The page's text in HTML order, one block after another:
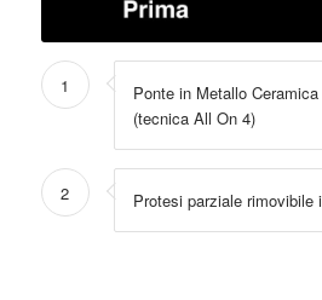
1
Ponte in Metallo
(tecnica All On 4)
2 Protesi parziale rimovibile